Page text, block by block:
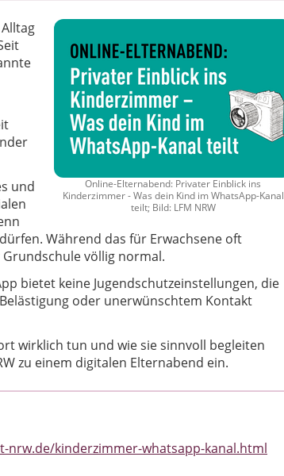
Online-Elternabend: Privater Einblick ins
Kinderzimmer - Was dein Kind im WhatsApp-Kanal
teilt; Bild: LFM NRW
und
Während das für Erwachsene oft
völlig normal.
bietet keine Jugendschutzeinstellungen, die
oder unerwünschtem Kontakt
wirklich tun und wie sie sinnvoll begleiten
zu einem digitalen Elternabend ein.
nrw.de/kinderzimmer-whatsapp-kanal.html